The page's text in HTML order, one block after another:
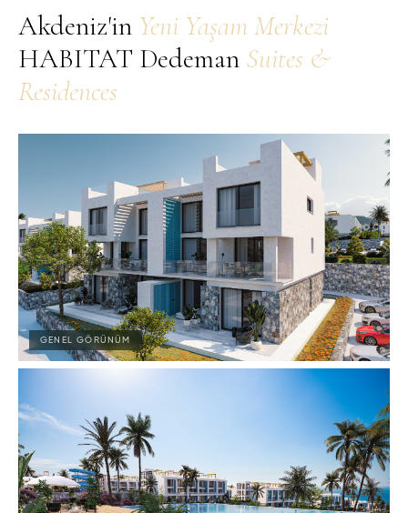
Akdeniz'in Yeni Yaşam Merkezi
HABITAT Dedeman Suites &
Residences
GENEL GÖRÜNÜM